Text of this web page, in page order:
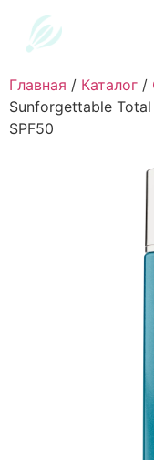
Главная / Каталог /
Sunforgettable
SPF50